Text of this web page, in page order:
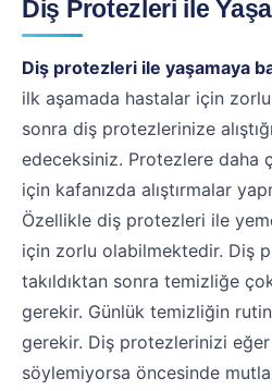
Diş Protezleri ile
Diş protezleri ile yaşamaya
ilk aşamada hastalar için
sonra diş protezlerinize
edeceksiniz. Protezlere daha
için kafanızda alıştırmalar
Özellikle diş protezleri ile
için zorlu olabilmektedir. Diş
takıldıktan sonra temizliğe
gerekir. Günlük temizliğin rutin
gerekir. Diş protezlerinizi
söylemiyorsa öncesinde